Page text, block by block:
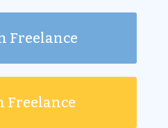
Freelance
Freelance